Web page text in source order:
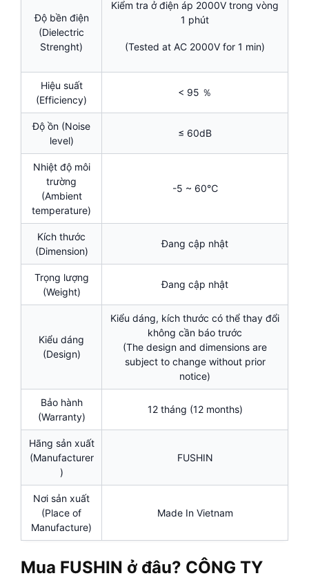
Độ bền điện
(Dielectric
Strenght)
Kiểm tra ở điện áp 2000V trong vòng
1 phút
(Tested at AC 2000V for 1 min)
Hiệu suất
(Efficiency)
< 95 ％
Độ ồn (Noise
level)
≤ 60dB
Nhiệt độ môi
trường
(Ambient
temperature)
-5 ~ 60℃
Kích thước
(Dimension)
Đang cập nhật
Trọng lượng
(Weight)
Đang cập nhật
Kiểu dáng
(Design)
Kiểu dáng, kích thước có thể thay đổi
không cần báo trước
(The design and dimensions are
subject to change without prior
notice)
Bảo hành
(Warranty)
12 tháng (12 months)
Hãng sản xuất
(Manufacturer
)
FUSHIN
Nơi sản xuất
(Place of
Manufacture)
Made In Vietnam
Mua FUSHIN ở đâu? CÔNG TY